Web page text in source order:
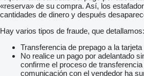
«reserva» de su compra. Así, los
cantidades de dinero y después
Hay varios tipos de fraude, que detallamos:
Transferencia de prepago a la tarjeta
No realice un pago por adelantado
confirme el proceso de
comunicación con el vendedor ha